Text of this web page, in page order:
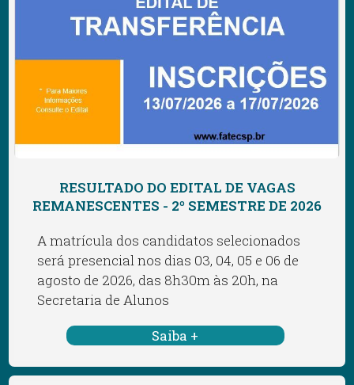
RESULTADO DO EDITAL DE VAGAS
REMANESCENTES - 2º SEMESTRE DE 2026
A matrícula dos candidatos selecionados
será presencial nos dias 03, 04, 05 e 06 de
agosto de 2026, das 8h30m às 20h, na
Secretaria de Alunos
Saiba +